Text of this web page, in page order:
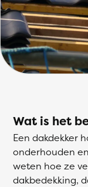
Wat is het
Een dakdekker
onderhouden
weten hoe ze
dakbedekking,